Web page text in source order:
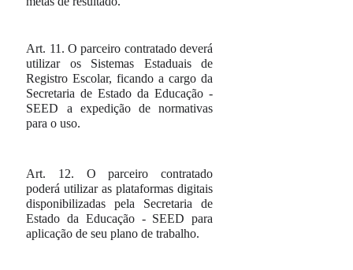
Art. 11. O parceiro contratado deverá
utilizar os Sistemas Estaduais de
Registro Escolar, ficando a cargo da
Secretaria de Estado da Educação -
SEED a expedição de normativas
para o uso.
Art. 12. O parceiro contratado
poderá utilizar as plataformas digitais
disponibilizadas pela Secretaria de
Estado da Educação - SEED para
aplicação de seu plano de trabalho.